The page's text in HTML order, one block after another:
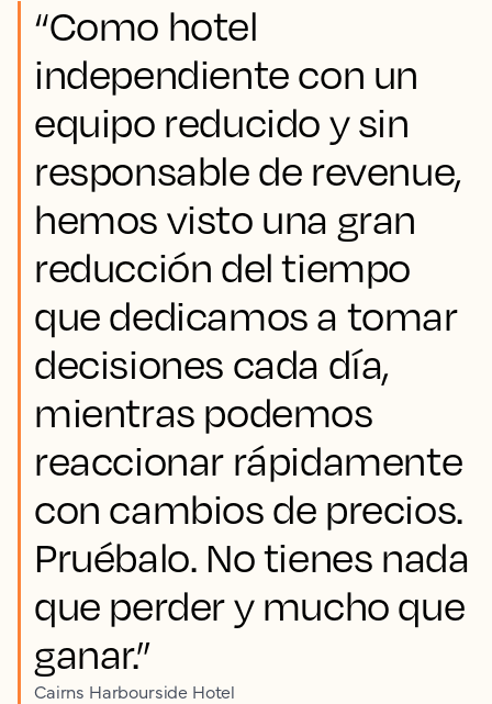
“Como hotel
independiente con un
equipo reducido y sin
responsable de revenue,
hemos visto una gran
reducción del tiempo
que dedicamos a tomar
decisiones cada día,
mientras podemos
reaccionar rápidamente
con cambios de precios.
Pruébalo. No tienes nada
que perder y mucho que
ganar.”
Cairns Harbourside Hotel